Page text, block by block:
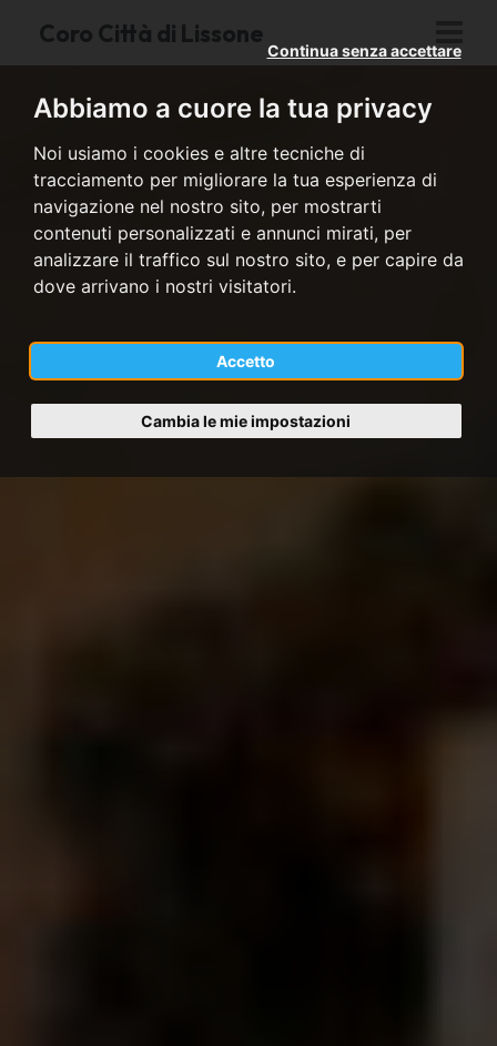
Abbiamo a cuore la tua privacy
Noi usiamo i cookies e altre tecniche di
tracciamento per migliorare la tua esperienza di
navigazione nel nostro sito, per mostrarti
contenuti personalizzati e annunci mirati, per
analizzare il traffico sul nostro sito, e per capire da
dove arrivano i nostri visitatori.
Accetto
Continua senza accettare
Cambia le mie impostazioni
Coro Città di Lissone